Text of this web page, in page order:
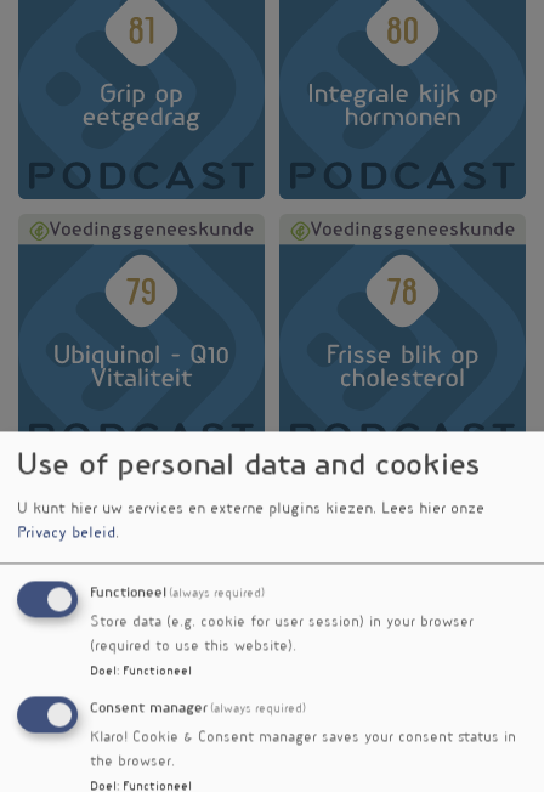
Use of personal data and cookies
U kunt hier uw services en externe plugins kiezen. Lees hier onze
Privacy beleid.
Functioneel (always required)
Store data (e.g. cookie for user session) in your browser
(required to use this website).
Doel : Functioneel
Consent manager (always required)
Klaro! Cookie & Consent manager saves your consent status in
the browser.
Doel : Functioneel